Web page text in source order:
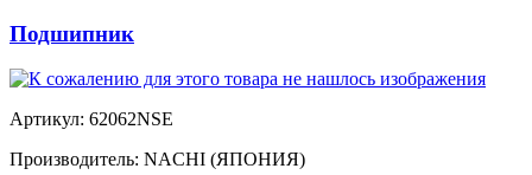
Подшипник
Артикул: 62062NSE
Производитель: NACHI (ЯПОНИЯ)